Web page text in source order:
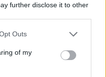
further disclose it to other
uses one or more Google
You may click to
and its third-party tags to
purposes in below Google
Outs
of my
hódítana a LYRIQ. A
az árát.
mozgást az új